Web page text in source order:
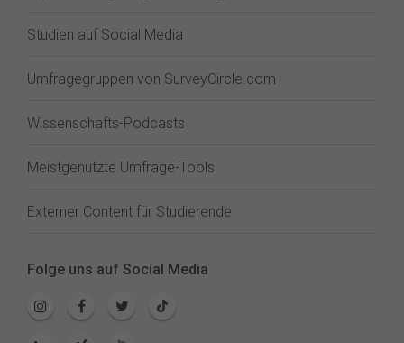
Studien auf Social Media
Umfragegruppen von SurveyCircle.com
Wissenschafts-Podcasts
Meistgenutzte Umfrage-Tools
Externer Content für Studierende
Folge uns auf Social Media